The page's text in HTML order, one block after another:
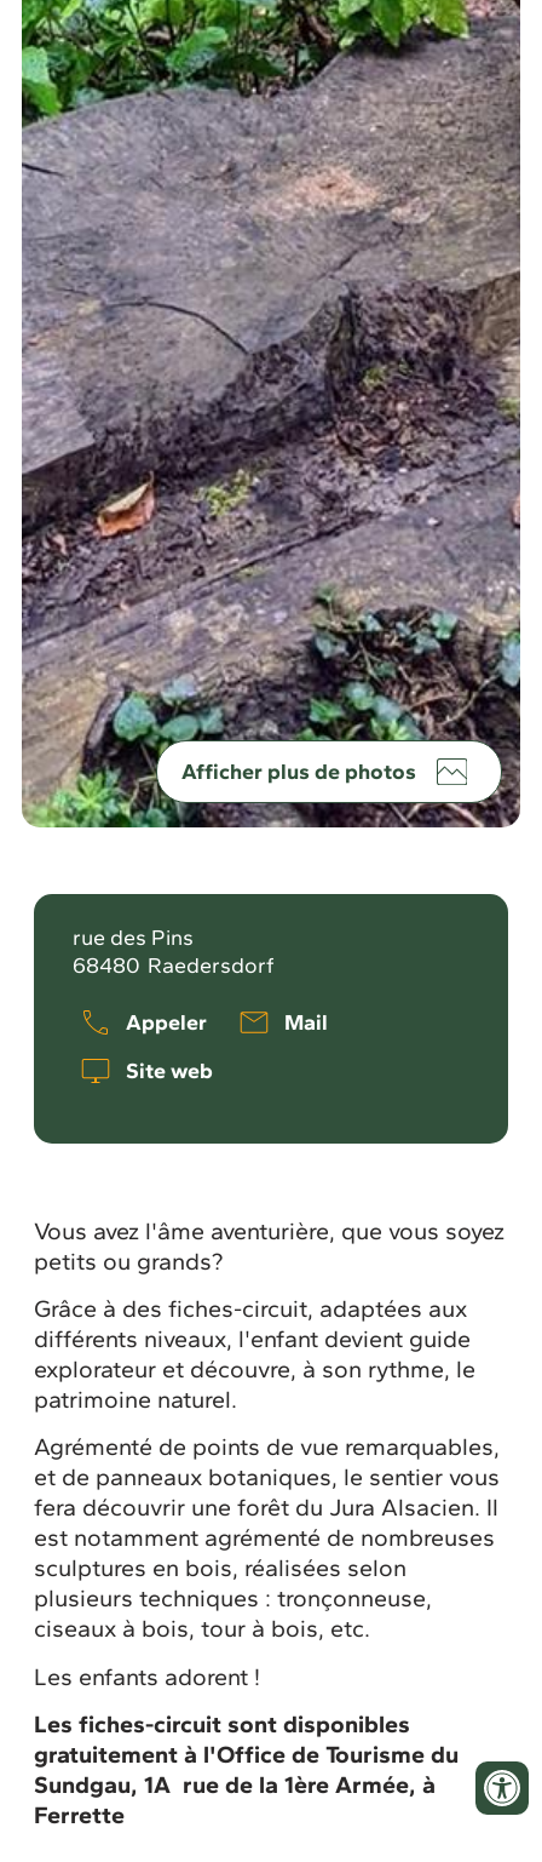
Afficher plus de photos
rue des Pins
68480 Raedersdorf
Appeler
Mail
Site web
Vous avez l'âme aventurière, que vous soyez
petits ou grands?
Grâce à des fiches-circuit, adaptées aux
différents niveaux, l'enfant devient guide
explorateur et découvre, à son rythme, le
patrimoine naturel.
Agrémenté de points de vue remarquables,
et de panneaux botaniques, le sentier vous
fera découvrir une forêt du Jura Alsacien. Il
est notamment agrémenté de nombreuses
sculptures en bois, réalisées selon
plusieurs techniques : tronçonneuse,
ciseaux à bois, tour à bois, etc.
Les enfants adorent !
Les fiches-circuit sont disponibles
gratuitement à l'Office de Tourisme du
Sundgau, 1A rue de la 1ère Armée, à
Ferrette